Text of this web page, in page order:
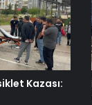
Kazası: